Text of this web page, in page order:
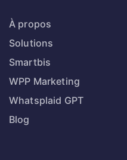
À propos
Solutions
Smartbis
WPP Marketing
Whatsplaid GPT
Blog